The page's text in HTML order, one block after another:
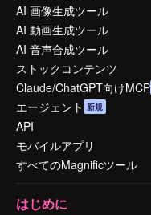
AI 画像生成ツール
AI 動画生成ツール
AI 音声合成ツール
ストックコンテンツ
Claude/ChatGPT向けMCP
エージェント 新規
API
モバイルアプリ
すべてのMagnificツール
はじめに